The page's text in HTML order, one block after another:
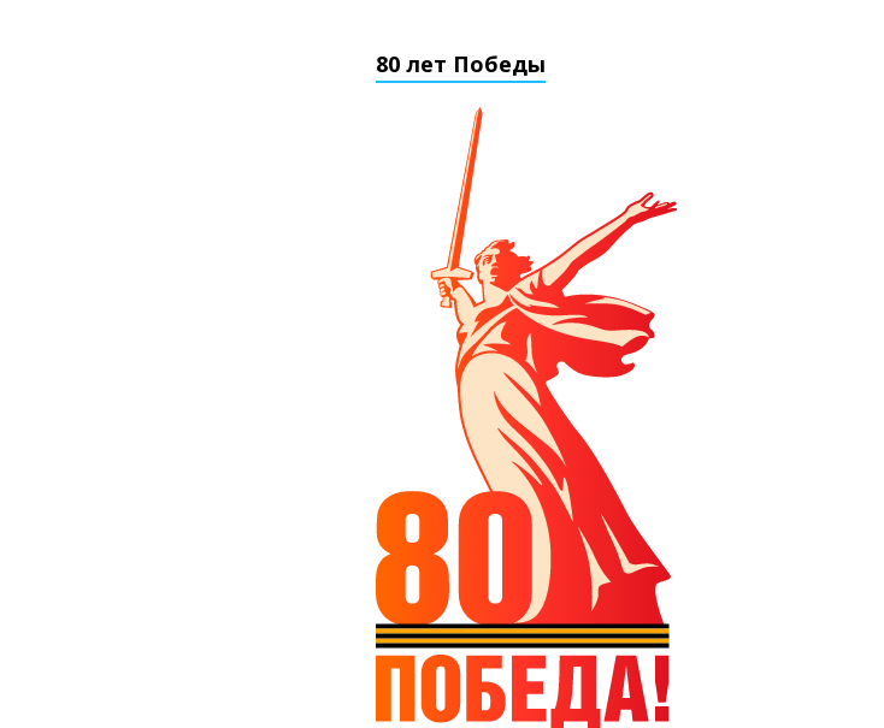
80 лет Победы